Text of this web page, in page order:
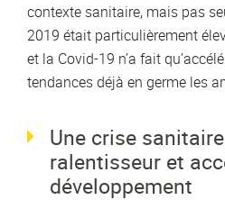
contexte sanitaire, mais pas
2019 était particulièrement
et la Covid-19 n’a fait
tendances déjà en germe les
Une crise
ralentisseur et
développement